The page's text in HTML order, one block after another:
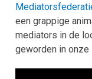
een grappige
mediators in de
geworden in onze